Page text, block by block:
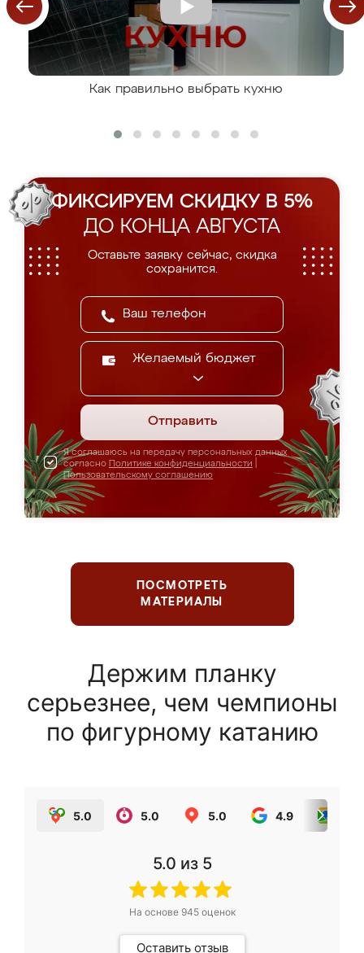
Как правильно выбрать кухню
ФИКСИРУЕМ СКИДКУ В 5%
ДО КОНЦА АВГУСТА
Оставьте заявку сейчас, скидка
сохранится.
Желаемый бюджет
Отправить
Я соглашаюсь на передачу персональных данных
согласно Политике конфиденциальности
Пользовательскому соглашению
ПОСМОТРЕТЬ
МАТЕРИАЛЫ
Держим планку
серьезнее, чем чемпионы
по фигурному катанию
5.0 5.0 5.0 4.9
5.0 из 5
На основе 945оценок
Оставить отзыв